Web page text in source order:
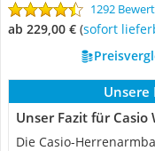
1292
ab 229,00 € ( Sofort
Unsere
Unser Fazit für Casio
Die Casio-